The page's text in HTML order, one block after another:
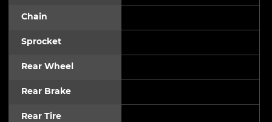
Chain
Sprocket
Rear Wheel
Rear Brake
Rear Tire